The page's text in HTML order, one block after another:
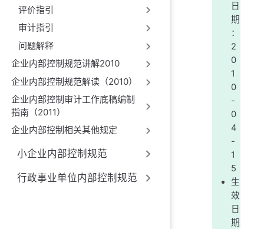
评价指引
审计指引
问题解释
企业内部控制规范讲解2010
企业内部控制规范解读（2010）
企业内部控制审计工作底稿编制
指南（2011）
企业内部控制相关其他规定
小企业内部控制规范
行政事业单位内部控制规范
日
期
：
2
0
1
0
-
0
4
-
1
5
生
效
日
期